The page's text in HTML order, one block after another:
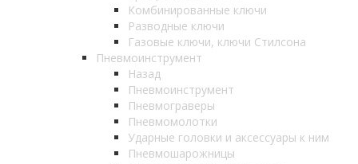
Комбинированные ключи
Разводные ключи
Газовые ключи, ключи Стилсона
Пневмоинструмент
Назад
Пневмоинструмент
Пневмограверы
Пневмомолотки
Ударные головки и аксессуары к ним
Пневмошарожницы